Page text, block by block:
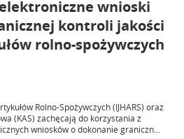
wnioski
kontroli jakości
rolno-spożywczych
Rolno-Spożywczych (IJHARS) oraz
(KAS) zachęcają do korzystania z
wniosków o dokonanie graniczn...